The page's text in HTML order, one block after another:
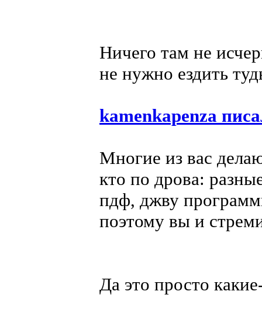
Ничего там не
не нужно ездить
kamenkapenza
Многие из вас
кто по дрова:
пдф, джву
поэтому вы и
Да это просто